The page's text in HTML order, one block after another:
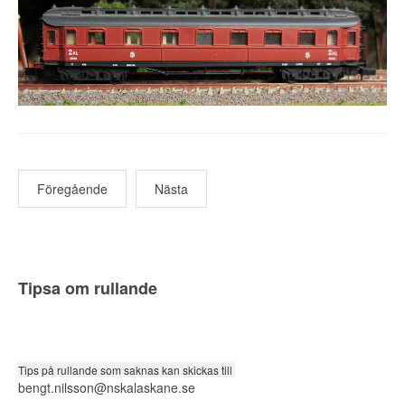
Föregående Nästa
Tipsa om rullande
Tips på rullande som saknas kan skickas till
bengt.nilsson@nskalaskane.se